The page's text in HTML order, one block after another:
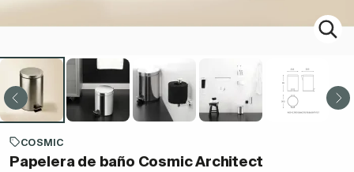
COSMIC
Papelera de baño Cosmic Architect